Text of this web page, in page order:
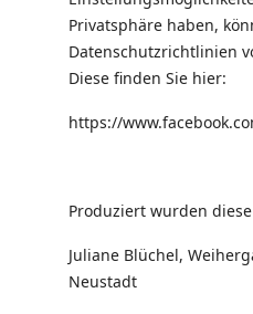
Privatsphäre haben,
Datenschutzrichtlinien
Diese finden Sie hier:
https://
Produziert wurden
Juliane Blüchel,
Neustadt